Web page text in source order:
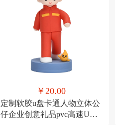
￥20.00
定制软胶u盘卡通人物立体公
仔企业创意礼品pvc高速U盘